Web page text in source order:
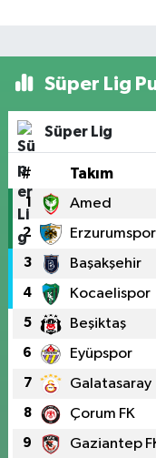
Süper Lig
Süper Lig
# Takım
1 Amed
2 Erzurumspor
3 Başakşehir
4 Kocaelispor
5 Beşiktaş
6 Eyüpspor
7 Galatasaray
8 Çorum FK
9 Gaziantep